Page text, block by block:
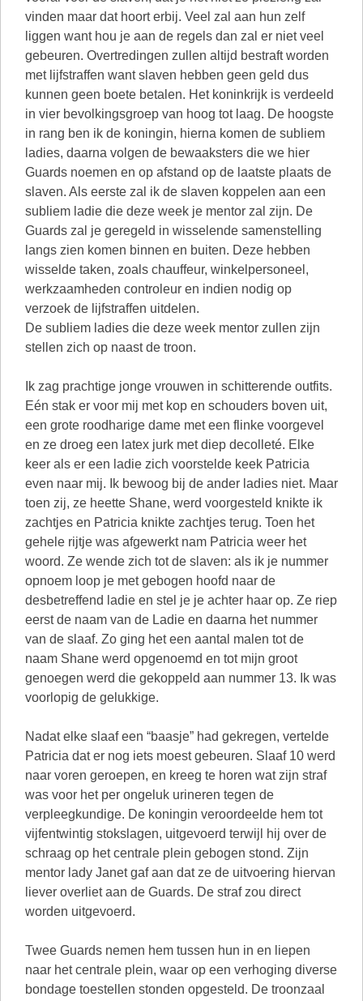
vinden maar dat hoort erbij. Veel zal aan hun zelf
liggen want hou je aan de regels dan zal er niet veel
gebeuren. Overtredingen zullen altijd bestraft worden
met lijfstraffen want slaven hebben geen geld dus
kunnen geen boete betalen. Het koninkrijk is verdeeld
in vier bevolkingsgroep van hoog tot laag. De hoogste
in rang ben ik de koningin, hierna komen de subliem
ladies, daarna volgen de bewaaksters die we hier
Guards noemen en op afstand op de laatste plaats de
slaven. Als eerste zal ik de slaven koppelen aan een
subliem ladie die deze week je mentor zal zijn. De
Guards zal je geregeld in wisselende samenstelling
langs zien komen binnen en buiten. Deze hebben
wisselde taken, zoals chauffeur, winkelpersoneel,
werkzaamheden controleur en indien nodig op
verzoek de lijfstraffen uitdelen.
De subliem ladies die deze week mentor zullen zijn
stellen zich op naast de troon.
Ik zag prachtige jonge vrouwen in schitterende outfits.
Eén stak er voor mij met kop en schouders boven uit,
een grote roodharige dame met een flinke voorgevel
en ze droeg een latex jurk met diep decolleté. Elke
keer als er een ladie zich voorstelde keek Patricia
even naar mij. Ik bewoog bij de ander ladies niet. Maar
toen zij, ze heette Shane, werd voorgesteld knikte ik
zachtjes en Patricia knikte zachtjes terug. Toen het
gehele rijtje was afgewerkt nam Patricia weer het
woord. Ze wende zich tot de slaven: als ik je nummer
opnoem loop je met gebogen hoofd naar de
desbetreffend ladie en stel je je achter haar op. Ze riep
eerst de naam van de Ladie en daarna het nummer
van de slaaf. Zo ging het een aantal malen tot de
naam Shane werd opgenoemd en tot mijn groot
genoegen werd die gekoppeld aan nummer 13. Ik was
voorlopig de gelukkige.
Nadat elke slaaf een “baasje” had gekregen, vertelde
Patricia dat er nog iets moest gebeuren. Slaaf 10 werd
naar voren geroepen, en kreeg te horen wat zijn straf
was voor het per ongeluk urineren tegen de
verpleegkundige. De koningin veroordeelde hem tot
vijfentwintig stokslagen, uitgevoerd terwijl hij over de
schraag op het centrale plein gebogen stond. Zijn
mentor lady Janet gaf aan dat ze de uitvoering hiervan
liever overliet aan de Guards. De straf zou direct
worden uitgevoerd.
Twee Guards nemen hem tussen hun in en liepen
naar het centrale plein, waar op een verhoging diverse
bondage toestellen stonden opgesteld. De troonzaal